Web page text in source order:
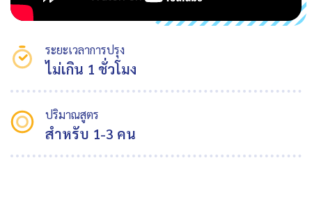
ระยะเวลาการปรุง
ไม่เกิน 1 ชั่วโมง
ปริมาณสูตร
สำหรับ 1-3 คน